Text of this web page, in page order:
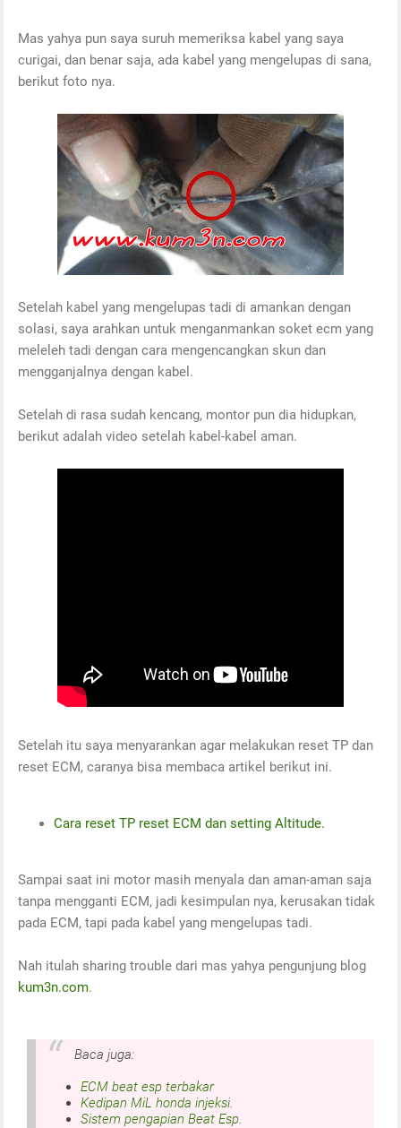
Mas yahya pun saya suruh memeriksa kabel yang saya
curigai, dan benar saja, ada kabel yang mengelupas di sana,
berikut foto nya.
Setelah kabel yang mengelupas tadi di amankan dengan
solasi, saya arahkan untuk menganmankan soket ecm yang
meleleh tadi dengan cara mengencangkan skun dan
mengganjalnya dengan kabel.
Setelah di rasa sudah kencang, montor pun dia hidupkan,
berikut adalah video setelah kabel-kabel aman.
Setelah itu saya menyarankan agar melakukan reset TP dan
reset ECM, caranya bisa membaca artikel berikut ini.
Cara reset TP reset ECM dan setting Altitude.
Sampai saat ini motor masih menyala dan aman-aman saja
tanpa mengganti ECM, jadi kesimpulan nya, kerusakan tidak
pada ECM, tapi pada kabel yang mengelupas tadi.
Nah itulah sharing trouble dari mas yahya pengunjung blog
kum3n.com.
Baca juga:
ECM beat esp terbakar
Kedipan MiL honda injeksi.
Sistem pengapian Beat Esp.